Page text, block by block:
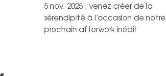
5 nov. 2025 : venez créer de la
sérendipité à l’occasion de notre
prochain afterwork inédit